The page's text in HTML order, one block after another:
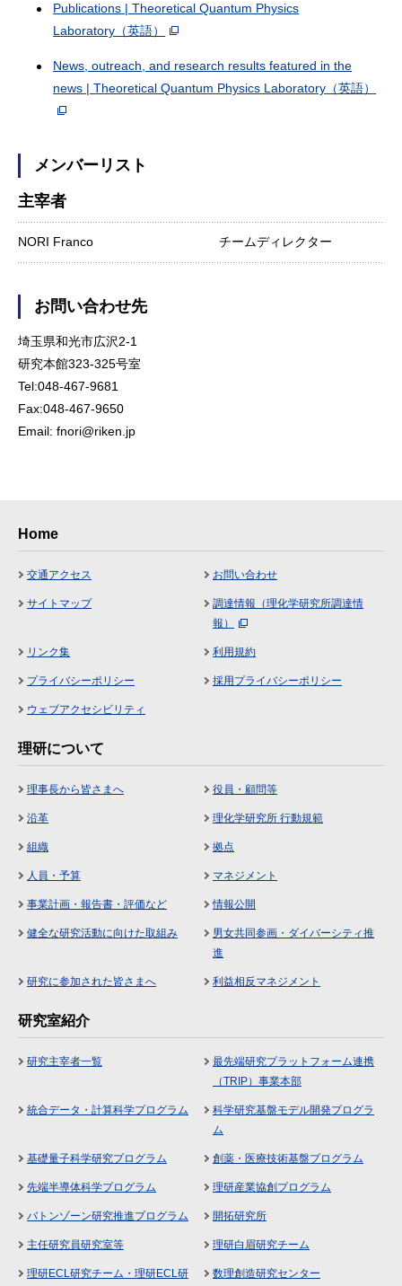
Publications | Theoretical Quantum Physics
Laboratory （英語）
News, outreach, and research results featured in the
news | Theoretical Quantum Physics Laboratory （英語）
メンバーリスト
主宰者
NORI Franco チームディレクター
お問い合わせ先
埼玉県和光市広沢2-1
研究本館323-325号室
Tel:048-467-9681
Fax:048-467-9650
Email: fnori@riken.jp
Home
交通アクセス お問い合わせ
サイトマップ
調達情報（理化学研究所調達情
報）
リンク集 利用規約
プライバシーポリシー 採用プライバシーポリシー
ウェブアクセシビリティ
理研について
理事長から皆さまへ 役員・顧問等
沿革 理化学研究所 行動規範
組織 拠点
人員・予算 マネジメント
事業計画・報告書・評価など 情報公開
健全な研究活動に向けた取組み
男女共同参画・ダイバーシティ推
進
研究に参加された皆さまへ 利益相反マネジメント
研究室紹介
研究主宰者一覧
最先端研究プラットフォーム連携
（TRIP）事業本部
統合データ・計算科学プログラム
科学研究基盤モデル開発プログラ
ム
基礎量子科学研究プログラム 創薬・医療技術基盤プログラム
先端半導体科学プログラム 理研産業協創プログラム
バトンゾーン研究推進プログラム 開拓研究所
主任研究員研究室等 理研白眉研究チーム
理研ECL研究チーム・理研ECL研
数理創造研究センター